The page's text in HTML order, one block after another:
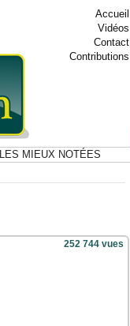
Accueil
Vidéos
Contact
Contributions
LES MIEUX NOTÉES
252 744 vues